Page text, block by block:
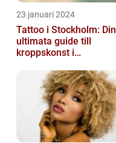
23 januari 2024
Tattoo i Stockholm: Din
ultimata guide till
kroppskonst i